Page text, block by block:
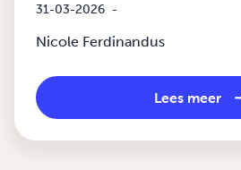
31-03-2026 -
Nicole Ferdinandus
Lees meer